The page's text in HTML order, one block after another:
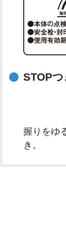
STOPつ
握りをゆ
き。